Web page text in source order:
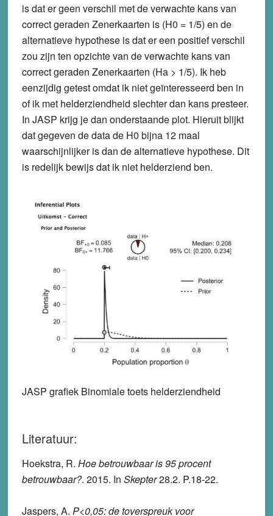
is dat er geen verschil met de verwachte kans van
correct geraden Zenerkaarten is (H0 = 1/5) en de
alternatieve hypothese is dat er een positief verschil
zou zijn ten opzichte van de verwachte kans van
correct geraden Zenerkaarten (Ha > 1/5). Ik heb
eenzijdig getest omdat ik niet geïnteresseerd ben in
of ik met helderziendheid slechter dan kans presteer.
In JASP krijg je dan onderstaande plot. Hieruit blijkt
dat gegeven de data de H0 bijna 12 maal
waarschijnlijker is dan de alternatieve hypothese. Dit
is redelijk bewijs dat ik niet helderziend ben.
JASP grafiek Binomiale toets helderziendheid
Literatuur:
Hoekstra, R. Hoe betrouwbaar is 95 procent
betrouwbaar?. 2015. In Skepter28.2. P.18-22.
Jaspers, A. P<0,05: de toverspreuk voor